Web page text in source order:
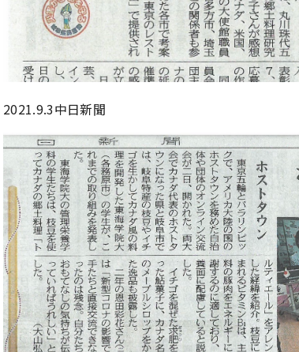
2021.9.3中日新聞